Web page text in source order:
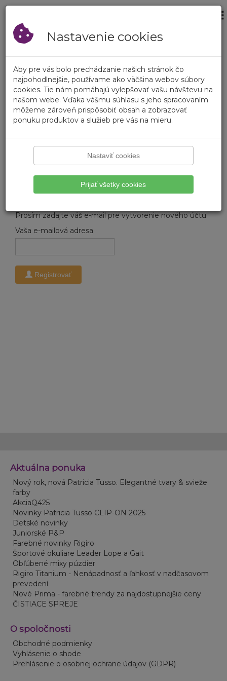
Nastavenie cookies
Aby pre vás bolo prechádzanie našich stránok čo
najpohodlnejšie, používame ako väčšina webov súbory
cookies. Tie nám pomáhajú vylepšovať vašu návštevu na
našom webe. Vďaka vášmu súhlasu s jeho spracovaním
môžeme zároveň prispôsobiť obsah a zobrazovať
ponuku produktov a služieb pre vás na mieru.
Nastaviť cookies
Prijať všetky cookies
Prihlásenie
Prihlásenie
Zákaznícke číslo
Heslo
Vytvorenie účtu
Prosím zadajte váš e-mail pre vytvorenie nového účtu
Vaša e-mailová adresa
Registrovať
Aktuálna ponuka
Nový rok, nová Patricia Tusso. Elegantné tvary & svieže
farby
AkciaQ425
Novinky Patricia Tusso CLIP-ON 2025
Detské novinky
Juniorské P&P
Farebné novinky Rigiro
Športové okuliare Leader Lope a Gait
Obľúbené mixy púzdier
Rigiro Titanium - Nenápadnosť a ľahkosť v nadčasovom
prevedení
Nové Prima - farebné trendy za najdostupnejšie ceny
ČISTIACE SPREJE
O spoločnosti
Obchodné podmienky
Vyhlásenie o shode
Prehlásenie o osobnej ochrane údajov (GDPR)